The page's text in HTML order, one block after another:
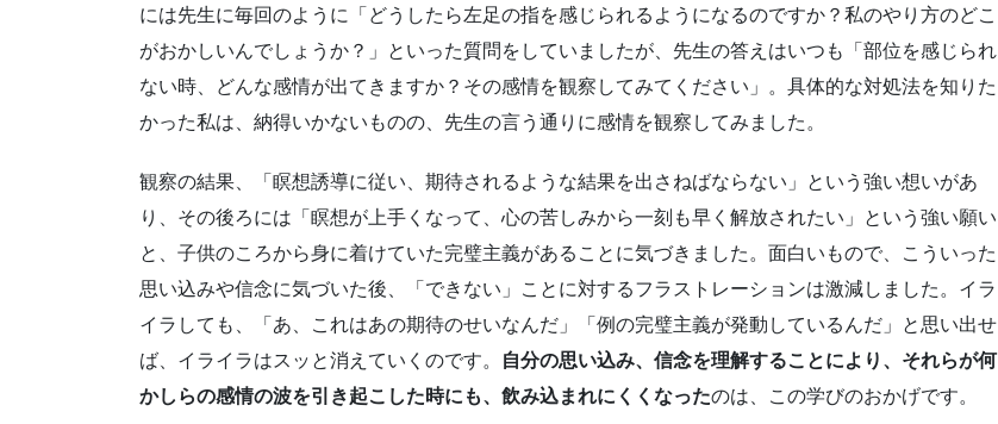
には先生に毎回のように「どうしたら左足の指を感じられるようになるのですか？私のやり方のどこ
がおかしいんでしょうか？」といった質問をしていましたが、先生の答えはいつも「部位を感じられ
ない時、どんな感情が出てきますか？その感情を観察してみてください」。具体的な対処法を知りた
かった私は、納得いかないものの、先生の言う通りに感情を観察してみました。
観察の結果、「瞑想誘導に従い、期待されるような結果を出さねばならない」という強い想いがあ
り、その後ろには「瞑想が上手くなって、心の苦しみから一刻も早く解放されたい」という強い願い
と、子供のころから身に着けていた完璧主義があることに気づきました。面白いもので、こういった
思い込みや信念に気づいた後、「できない」ことに対するフラストレーションは激減しました。イラ
イラしても、「あ、これはあの期待のせいなんだ」「例の完璧主義が発動しているんだ」と思い出せ
ば、イライラはスッと消えていくのです。
自分の思い込み、信念を理解することにより、それらが何
かしらの感情の波を引き起こした時にも、飲み込まれにくくなったのは、この学びのおかげです。